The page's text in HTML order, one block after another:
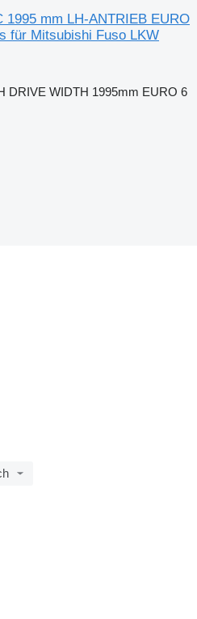
1995 mm LH-ANTRIEB EURO
für Mitsubishi Fuso LKW
DRIVE WIDTH 1995mm EURO 6